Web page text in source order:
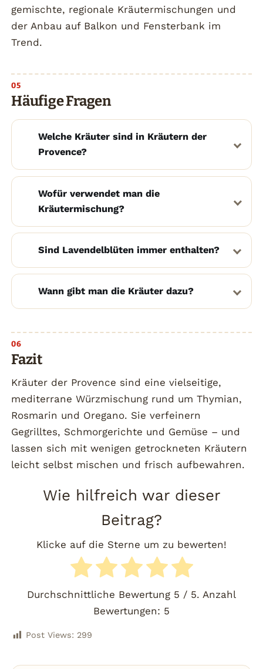
gemischte, regionale Kräutermischungen und
der Anbau auf Balkon und Fensterbank im
Trend.
Häufige Fragen
Welche Kräuter sind in Kräutern der
Provence?
Wofür verwendet man die
Kräutermischung?
Sind Lavendelblüten immer enthalten?
Wann gibt man die Kräuter dazu?
Fazit
Kräuter der Provence sind eine vielseitige,
mediterrane Würzmischung rund um Thymian,
Rosmarin und Oregano. Sie verfeinern
Gegrilltes, Schmorgerichte und Gemüse – und
lassen sich mit wenigen getrockneten Kräutern
leicht selbst mischen und frisch aufbewahren.
Wie hilfreich war dieser
Beitrag?
Klicke auf die Sterne um zu bewerten!
Durchschnittliche Bewertung 5 / 5. Anzahl
Bewertungen: 5
Post Views: 299